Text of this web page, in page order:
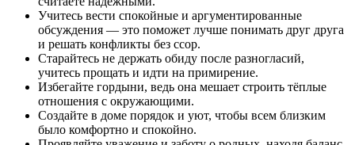
Учитесь вести спокойные и аргументированные
обсуждения — это поможет лучше понимать друг друга
и решать конфликты без ссор.
Старайтесь не держать обиду после разногласий,
учитесь прощать и идти на примирение.
Избегайте гордыни, ведь она мешает строить тёплые
отношения с окружающими.
Создайте в доме порядок и уют, чтобы всем близким
было комфортно и спокойно.